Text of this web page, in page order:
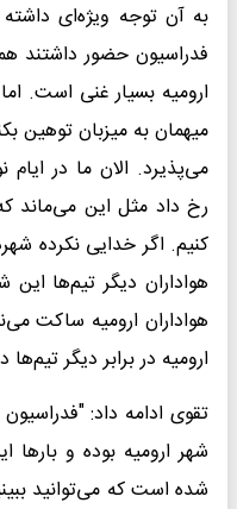
به آن توجه ویژه‌ای
فدراسیون حضور داشتند
ارومیه بسیار غنی است.
میهمان به میزبان توهین
می‌پذیرد. الان ما در
رخ داد مثل این می‌ماند
کنیم. اگر خدایی نکرده
هواداران دیگر تیم‌ها
هواداران ارومیه ساکت
ارومیه در برابر دیگر تیم‌ها
تقوی ادامه داد:
شهر ارومیه بوده و
شده است که می‌توانید